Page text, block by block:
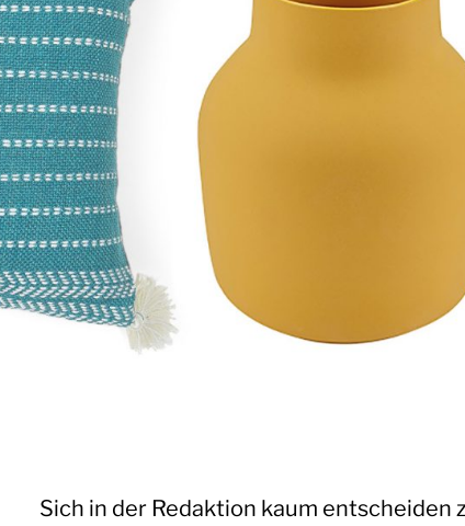
Sich in der Redaktion kaum entscheiden